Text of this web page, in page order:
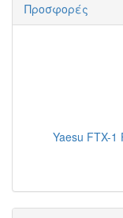
Προσφορές
Yaesu FTX-